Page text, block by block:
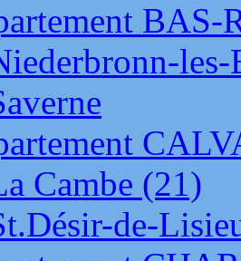
BAS-
Cambe (21)
de-